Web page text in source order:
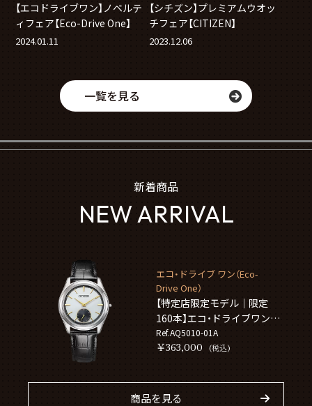
【エコドライブワン】ノベルテ
ィフェア【Eco-Drive One】
2024.01.11
【シチズン】プレミアムウオッ
チフェア【CITIZEN】
2023.12.06
一覧を見る
新着商品
NEW ARRIVAL
エコ・ドライブ ワン（Eco-
Drive One）
【特定店限定モデル｜限定
160本】エコ・ドライブワン
AQ5010-01A 12/4発売
Ref.AQ5010-01A
￥363,000 (税込)
商品を見る